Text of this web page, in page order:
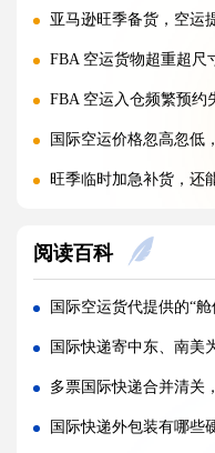
亚马逊旺季备货，空运提前
FBA 空运货物超重超尺寸，
FBA 空运入仓频繁预约失
国际空运价格忽高忽低，
旺季临时加急补货，还能申
实木托盘无 IPPC 标识，空运落地
空运到仓长期不上架，如何区分物
美仓热门地址，空派派送经常
海关认定货值偏高征税，有合规
国际快递包装做错直接
阅读百科
国际空运货代提供的“舱位确认书”
国际快递寄中东、南美为什么容
多票国际快递合并清关，一票问题
国际快递外包装有哪些